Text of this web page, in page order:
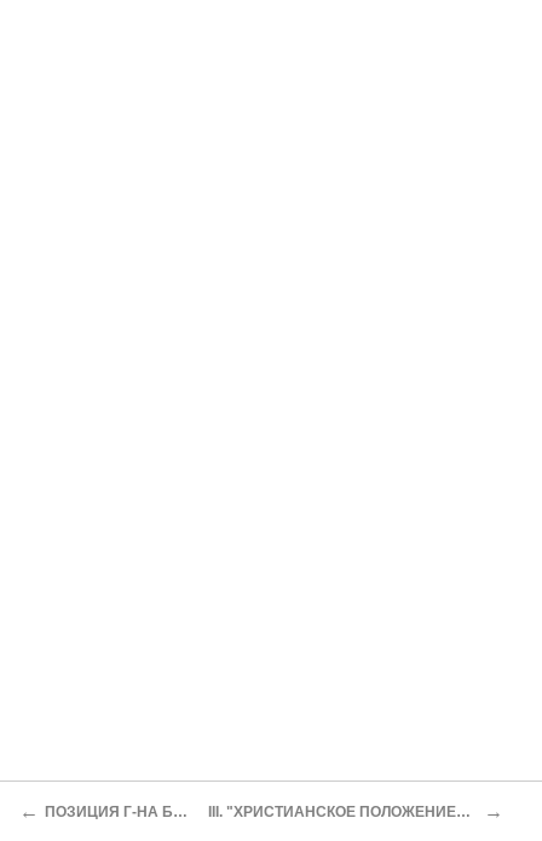
← ПОЗИЦИЯ Г-НА БЛОНДЕЛЯ III. "ХРИСТИАНСКОЕ ПОЛОЖЕНИЕ" ФИЛОСОФИИ →